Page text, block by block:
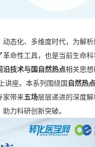
态化、多维度时代，为解
命性工具，也是当前生命
沿技术与国自然热点相关思
讲座。本系列围绕国 自然热
家带来五场层层递进的深度
力科研创新突破。